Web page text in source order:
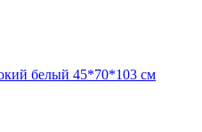
белый 45*70*103 см